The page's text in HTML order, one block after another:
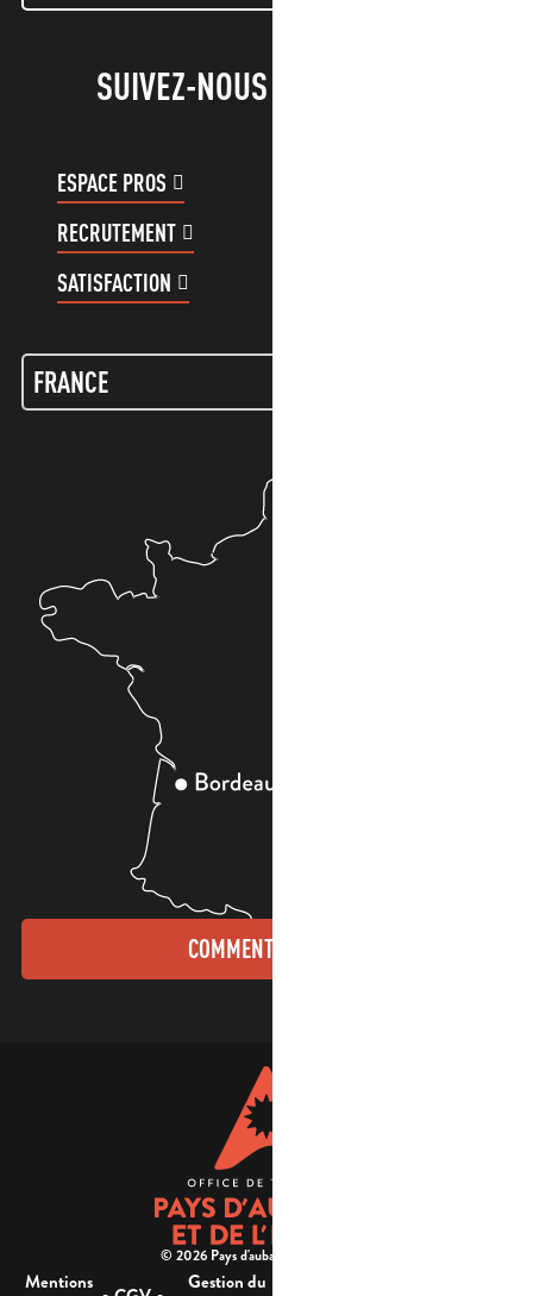
SUIVEZ-NOUS !
ESPACE PROS
RECRUTEMENT
SATISFACTION
COMMENT VENIR ?
© 2026 Pays d'aubagne et de l'étoile -
Mentions Gestion du